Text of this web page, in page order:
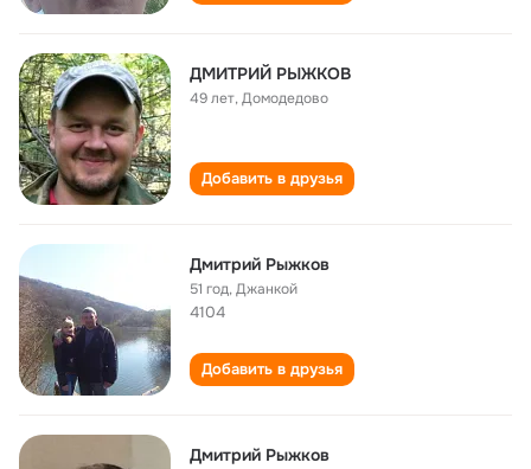
ДМИТРИЙ РЫЖКОВ
49 лет,Домодедово
Добавить в друзья
Дмитрий Рыжков
51 год,Джанкой
4104
Добавить в друзья
Дмитрий Рыжков